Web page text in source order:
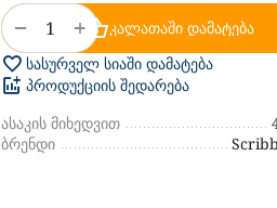
+
− კალათაში დამატება
სასურველ სიაში დამატება
პროდუქციის შედარება
ასაკის მიხედვით
ბრენდი